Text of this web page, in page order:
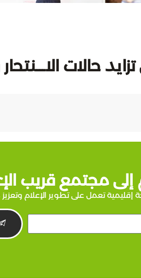
حالات
إلى مجتمع قريب
تعمل على تطوير الإعلام